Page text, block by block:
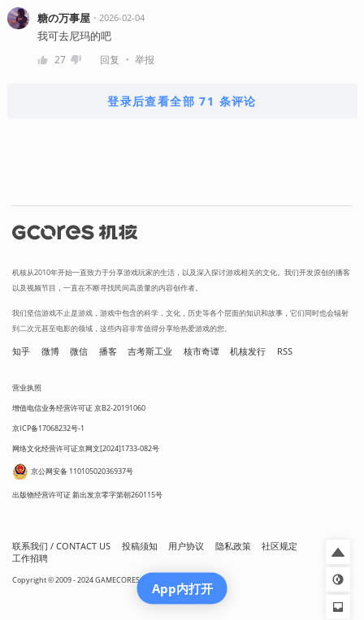
糖の万事屋・ 2026-02-04
我可去尼玛的吧
27 回复 ・ 举报
登录后查看全部 71 条评论
机核从2010年开始一直致力于分享游戏玩家的生活，以及深入探讨游戏相关的文化。我们开发原创的播客
以及视频节目，一直在不断寻找民间高质量的内容创作者。
我们坚信游戏不止是游戏，游戏中包含的科学，文化，历史等各个层面的知识和故事，它们同时也会辐射
到二次元甚至电影的领域，这些内容非常值得分享给热爱游戏的您。
知乎 微博 微信 播客 吉考斯工业 核市奇谭 机核发行 RSS
营业执照
增值电信业务经营许可证 京B2-20191060
京ICP备17068232号-1
网络文化经营许可证京网文[2024]1733-082号
京公网安备 11010502036937号
出版物经营许可证 新出发京零字第朝260115号
联系我们 / CONTACT US 投稿须知 用户协议 隐私政策
社区规定
工作招聘
Copyright © 2009 - 2024 GAMECORES. All Rights Reserved
App内打开